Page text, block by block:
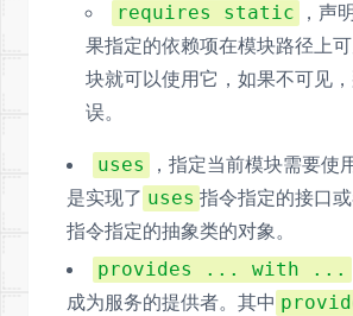
requires static
，声
果指定的依赖项在模块路径上
块就可以使用它，如果不可见
误。
uses
，指定当前模块需要使
是实现了 uses 指令指定的接口
指令指定的抽象类的对象。
provides ... with ...
成为服务的提供者。其中